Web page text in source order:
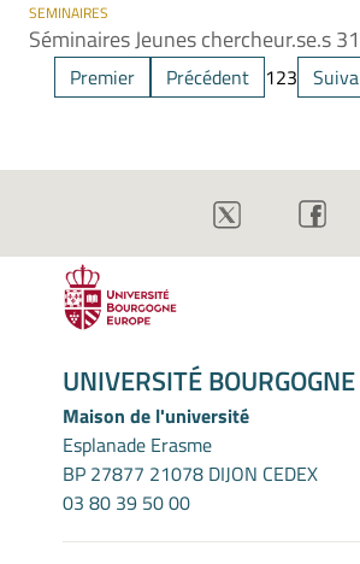
SEMINAIRES
Séminaires Jeunes chercheur.se.s
Premier Précédent 123
UNIVERSITÉ
Maison de l'université
Esplanade Erasme
BP 27877 21078 DIJON CEDEX
03 80 39 50 00